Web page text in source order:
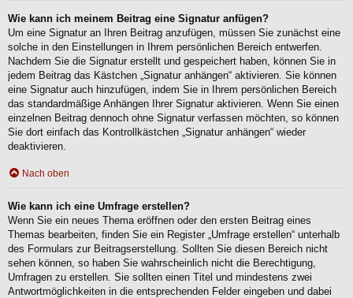
Wie kann ich meinem Beitrag eine Signatur anfügen?
Um eine Signatur an Ihren Beitrag anzufügen, müssen Sie zunächst eine
solche in den Einstellungen in Ihrem persönlichen Bereich entwerfen.
Nachdem Sie die Signatur erstellt und gespeichert haben, können Sie in
jedem Beitrag das Kästchen „Signatur anhängen“ aktivieren. Sie können
eine Signatur auch hinzufügen, indem Sie in Ihrem persönlichen Bereich
das standardmäßige Anhängen Ihrer Signatur aktivieren. Wenn Sie einen
einzelnen Beitrag dennoch ohne Signatur verfassen möchten, so können
Sie dort einfach das Kontrollkästchen „Signatur anhängen“ wieder
deaktivieren.
Nach oben
Wie kann ich eine Umfrage erstellen?
Wenn Sie ein neues Thema eröffnen oder den ersten Beitrag eines
Themas bearbeiten, finden Sie ein Register „Umfrage erstellen“ unterhalb
des Formulars zur Beitragserstellung. Sollten Sie diesen Bereich nicht
sehen können, so haben Sie wahrscheinlich nicht die Berechtigung,
Umfragen zu erstellen. Sie sollten einen Titel und mindestens zwei
Antwortmöglichkeiten in die entsprechenden Felder eingeben und dabei